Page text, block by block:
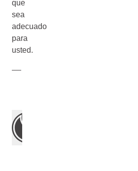
que
sea
adecuado
para
usted.